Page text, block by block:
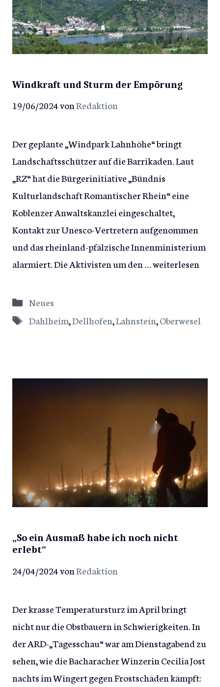
Windkraft und Sturm der Empörung
19/06/2024vonRedaktion
Der geplante „Windpark Lahnhöhe“ bringt
Landschaftsschützer auf die Barrikaden. Laut
„RZ“ hat die Bürgerinitiative „Bündnis
Kulturlandschaft Romantischer Rhein“ eine
Koblenzer Anwaltskanzlei eingeschaltet,
Kontakt zur Unesco-Vertretern aufgenommen
und das rheinland-pfälzische Innenministerium
alarmiert. Die Aktivisten um den …weiterlesen
Kategorien
Neues
Schlagwörter
Dahlheim,Dellhofen,Lahnstein,Oberwesel
„So ein Ausmaß habe ich noch nicht
erlebt“
24/04/2024vonRedaktion
Der krasse Temperatursturz im April bringt
nicht nur die Obstbauern in Schwierigkeiten. In
der ARD-„Tagesschau“ war am Dienstagabend zu
sehen, wie die Bacharacher Winzerin Cecilia Jost
nachts im Wingert gegen Frostschäden kämpft: